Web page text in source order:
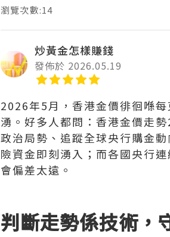
瀏覽次數:14
炒黃金怎樣賺錢
發佈於 2026.05.19
2026年5月，香港金價徘徊喺
湧。好多人都問：香港金價走
政治局勢、追蹤全球央行購金
險資金即刻湧入；而各國央行
會偏差太遠。
判斷走勢係技術，